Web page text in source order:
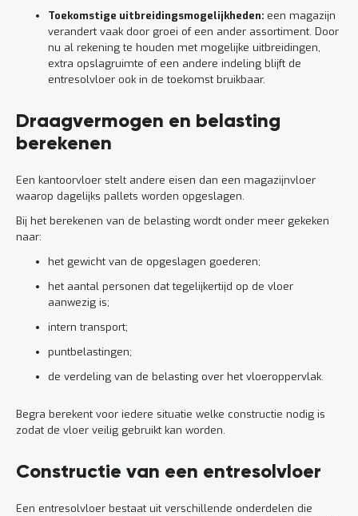
Toekomstige uitbreidingsmogelijkheden: een magazijn
verandert vaak door groei of een ander assortiment. Door
nu al rekening te houden met mogelijke uitbreidingen,
extra opslagruimte of een andere indeling blijft de
entresolvloer ook in de toekomst bruikbaar.
Draagvermogen en belasting
berekenen
Een kantoorvloer stelt andere eisen dan een magazijnvloer
waarop dagelijks pallets worden opgeslagen.
Bij het berekenen van de belasting wordt onder meer gekeken
naar:
het gewicht van de opgeslagen goederen;
het aantal personen dat tegelijkertijd op de vloer
aanwezig is;
intern transport;
puntbelastingen;
de verdeling van de belasting over het vloeroppervlak.
Begra berekent voor iedere situatie welke constructie nodig is
zodat de vloer veilig gebruikt kan worden.
Constructie van een entresolvloer
Een entresolvloer bestaat uit verschillende onderdelen die